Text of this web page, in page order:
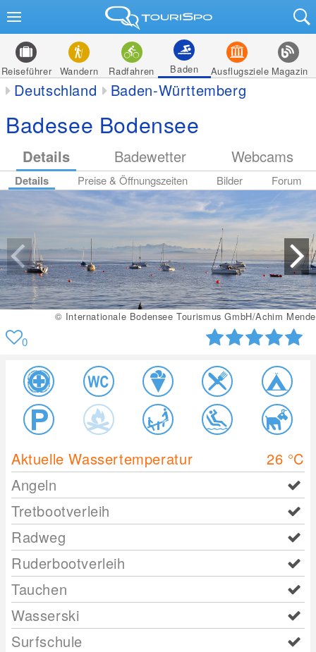
Reiseführer Wandern Radfahren Baden Ausflugsziele Magazin
Deutschland Baden-Württemberg
Badesee Bodensee
Details Badewetter Webcams
Details Preise & Öffnungszeiten Bilder Forum
© Internationale Bodensee Tourismus GmbH/Achim Mende
0
Aktuelle Wassertemperatur 26 °C
Angeln
Tretbootverleih
Radweg
Ruderbootverleih
Tauchen
Wasserski
Surfschule